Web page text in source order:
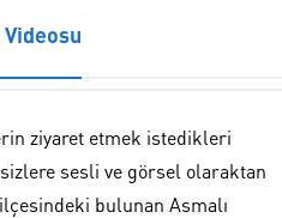
Videosu
ziyaret etmek istedikleri
sesli ve görsel olaraktan
bulunan Asmalı